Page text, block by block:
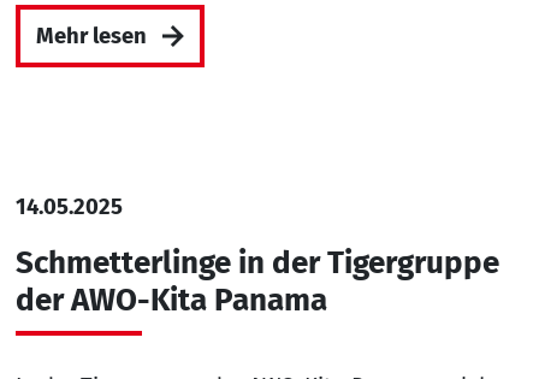
Mehr lesen
14.05.2025
Schmetterlinge in der Tigergruppe
der AWO-Kita Panama